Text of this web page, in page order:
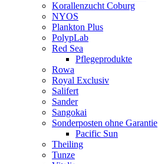
Korallenzucht Coburg
NYOS
Plankton Plus
PolypLab
Red Sea
Pflegeprodukte
Rowa
Royal Exclusiv
Salifert
Sander
Sangokai
Sonderposten ohne Garantie
Pacific Sun
Theiling
Tunze